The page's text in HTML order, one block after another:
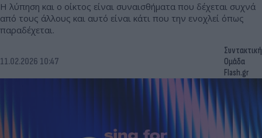
Η λύπηση και ο οίκτος είναι συναισθήματα που δέχεται συχνά
από τους άλλους και αυτό είναι κάτι που την ενοχλεί όπως
παραδέχεται.
11.02.2026 10:47
Συντακτική
Ομάδα
Flash.gr